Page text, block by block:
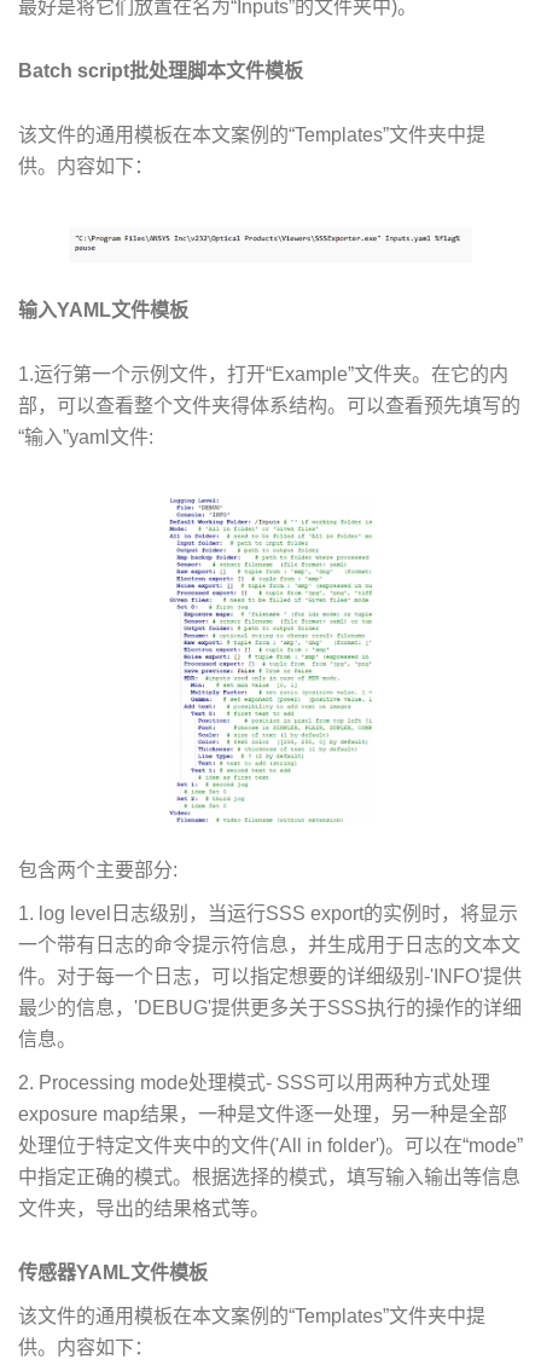
最好是将它们放置在名为“Inputs”的文件夹中)。
Batch script批处理脚本文件模板
该文件的通用模板在本文案例的“Templates”文件夹中提
供。内容如下：
输入YAML文件模板
1.运行第一个示例文件，打开“Example”文件夹。在它的内
部，可以查看整个文件夹得体系结构。可以查看预先填写的
“输入”yaml文件:
包含两个主要部分:
1. log level日志级别，当运行SSS export的实例时，将显示
一个带有日志的命令提示符信息，并生成用于日志的文本文
件。对于每一个日志，可以指定想要的详细级别-'INFO'提供
最少的信息，'DEBUG'提供更多关于SSS执行的操作的详细
信息。
2. Processing mode处理模式- SSS可以用两种方式处理
exposure map结果，一种是文件逐一处理，另一种是全部
处理位于特定文件夹中的文件('All in folder')。可以在“mode”
中指定正确的模式。根据选择的模式，填写输入输出等信息
文件夹，导出的结果格式等。
传感器YAML文件模板
该文件的通用模板在本文案例的“Templates”文件夹中提
供。内容如下：